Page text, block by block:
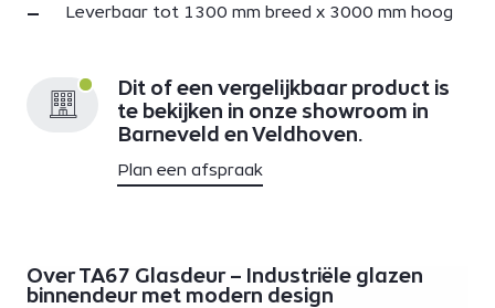
Leverbaar tot 1300 mm breed x 3000 mm hoog
Dit of een vergelijkbaar product is
te bekijken in onze showroom in
Barneveld en Veldhoven.
Plan een afspraak
Over TA67 Glasdeur – Industriële glazen
binnendeur met modern design